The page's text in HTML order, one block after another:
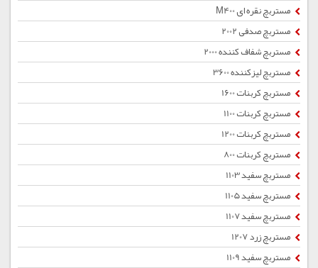
مستربچ نقره ای M400
مستربچ صدفی 2002
مستربچ شفاف کننده 2000
مستربچ لیزکننده 3600
مستربچ کربنات 1600
مستربچ کربنات 1100
مستربچ کربنات 1200
مستربچ کربنات 800
مستربچ سفید 1103
مستربچ سفید 1105
مستربچ سفید 1107
مستربچ زرد 1207
مستربچ سفید 1109